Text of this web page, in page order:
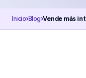
Inicio›Blog›Vende más